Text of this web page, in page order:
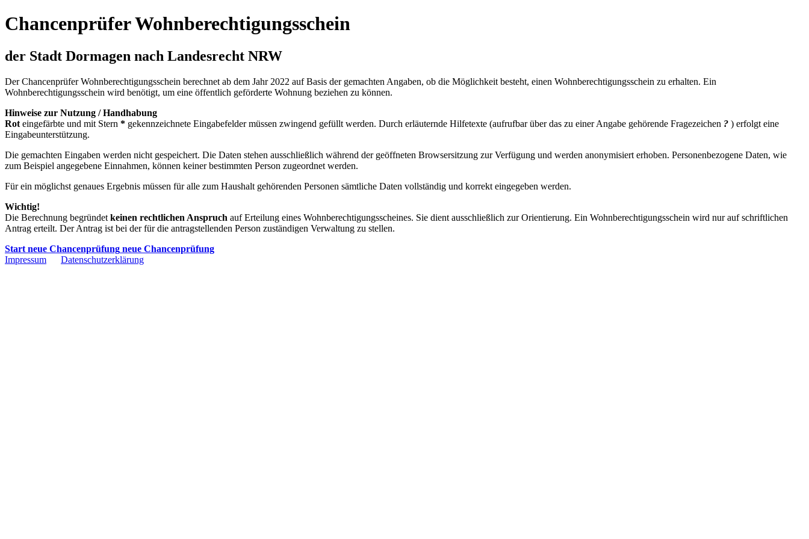
Chancenprüfer Wohnberechtigungsschein
der Stadt Dormagen nach Landesrecht NRW
Der Chancenprüfer Wohnberechtigungsschein berechnet ab dem Jahr 2022 auf Basis der gemachten Angaben, ob die Möglichkeit besteht, einen Wohnberechtigungsschein zu erhalten. Ein
Wohnberechtigungsschein wird benötigt, um eine öffentlich geförderte Wohnung beziehen zu können.
Hinweise zur Nutzung / Handhabung
Rot eingefärbte und mit Stern * gekennzeichnete Eingabefelder müssen zwingend gefüllt werden. Durch erläuternde Hilfetexte (aufrufbar über das zu einer Angabe gehörende Fragezeichen ? ) erfolgt eine
Eingabeunterstützung.
Die gemachten Eingaben werden nicht gespeichert. Die Daten stehen ausschließlich während der geöffneten Browsersitzung zur Verfügung und werden anonymisiert erhoben. Personenbezogene Daten, wie
zum Beispiel angegebene Einnahmen, können keiner bestimmten Person zugeordnet werden.
Für ein möglichst genaues Ergebnis müssen für alle zum Haushalt gehörenden Personen sämtliche Daten vollständig und korrekt eingegeben werden.
Wichtig!
Die Berechnung begründet keinen rechtlichen Anspruch auf Erteilung eines Wohnberechtigungsscheines. Sie dient ausschließlich zur Orientierung. Ein Wohnberechtigungsschein wird nur auf schriftlichen
Antrag erteilt. Der Antrag ist bei der für die antragstellenden Person zuständigen Verwaltung zu stellen.
Start neue Chancenprüfung neue Chancenprüfung
Impressum
Datenschutzerklärung